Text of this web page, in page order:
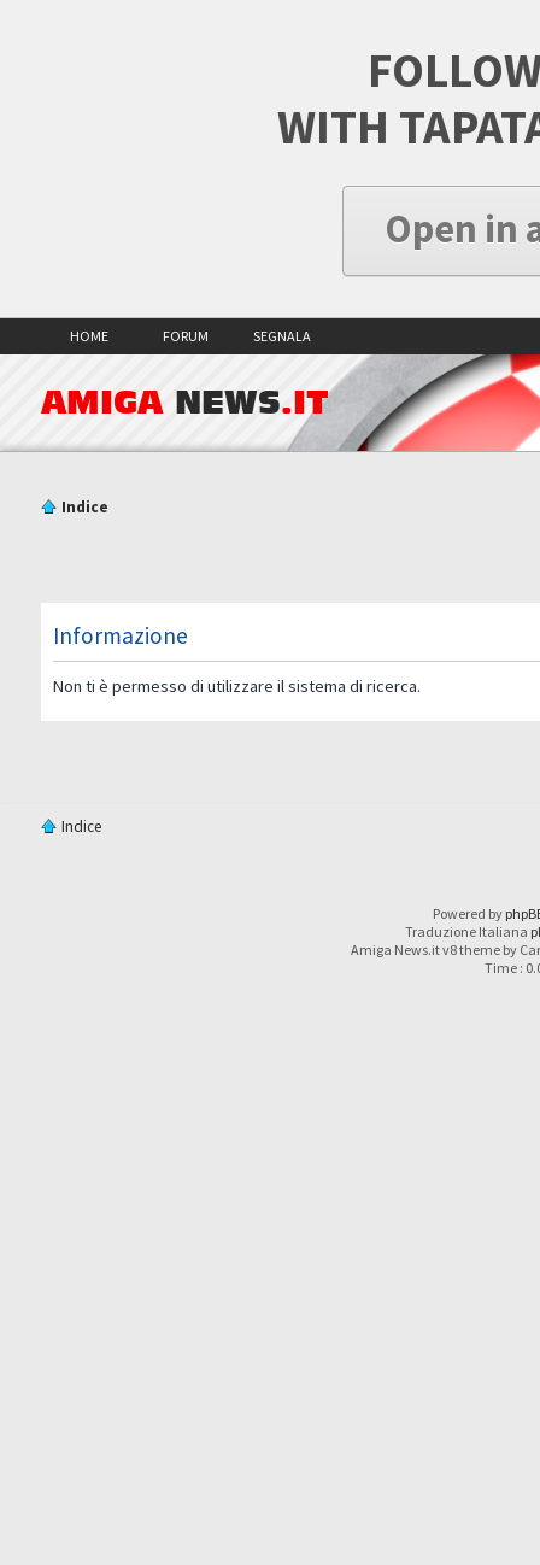
WITH
Open in
HOME FORUM SEGNALA
AMIGA NEWS.IT
Indice
Informazione
Non ti è permesso di utilizzare il sistema di ricerca.
Indice
Powered by
Traduzione Italiana
Amiga News.it v8 theme by
Time :